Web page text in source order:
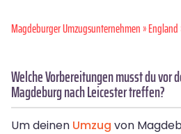
Magdeburger Umzugsunternehmen»England
Welche Vorbereitungen musst du vor
Magdeburg nach Leicester treffen?
Um deinen Umzug von